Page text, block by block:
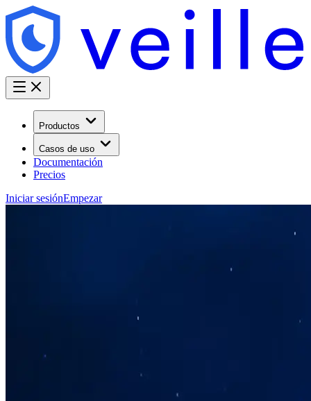
Productos
Casos de uso
Documentación
Precios
Iniciar sesiónEmpezar